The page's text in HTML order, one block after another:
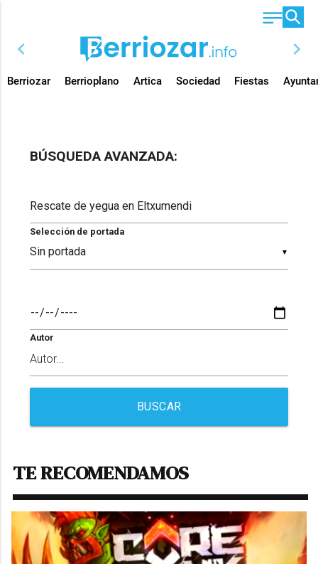
chevron_left chevron_right
Berriozar Berrioplano Artica Sociedad Fiestas
BÚSQUEDA AVANZADA:
▼
Selección de portada
Autor
BUSCAR
TE RECOMENDAMOS